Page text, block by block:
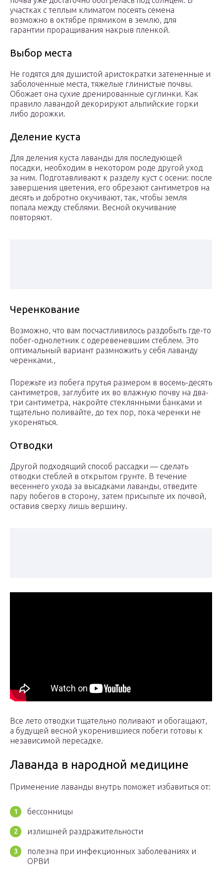
участках с теплым климатом посеять семена
возможно в октябре прямиком в землю, для
гарантии проращивания накрыв пленкой.
Выбор места
Не годятся для душистой аристократки затененные и
заболоченные места, тяжелые глинистые почвы.
Обожает она сухие дренированные суглинки. Как
правило лавандой декорируют альпийские горки
либо дорожки.
Деление куста
Для деления куста лаванды для последующей
посадки, необходим в некотором роде другой уход
за ним. Подготавливают к разделу куст с осени: после
завершения цветения, его обрезают сантиметров на
десять и добротно окучивают, так, чтобы земля
попала между стеблями. Весной окучивание
повторяют.
Черенкование
Возможно, что вам посчастливилось раздобыть где-то
побег-однолетник с одеревеневшим стеблем. Это
оптимальный вариант размножить у себя лаванду
черенками.,
Порежьте из побега прутья размером в восемь-десять
сантиметров, заглубите их во влажную почву на два-
три сантиметра, накройте стеклянными банками и
тщательно поливайте, до тех пор, пока черенки не
укореняться.
Отводки
Другой подходящий способ рассадки — сделать
отводки стеблей в открытом грунте. В течение
весеннего ухода за высадками лаванды, отведите
пару побегов в сторону, затем присыпьте их почвой,
оставив сверху лишь вершину.
Все лето отводки тщательно поливают и обогащают,
а будущей весной укоренившиеся побеги готовы к
независимой пересадке.
Лаванда в народной медицине
Применение лаванды внутрь поможет избавиться от:
бессонницы
излишней раздражительности
полезна при инфекционных заболеваниях и
ОРВИ